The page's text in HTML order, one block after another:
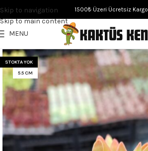
Skip to navigation
Skip to main content
1500₺ Üzeri Ücretsiz Kargo
MENU
STOKTA YOK
5.5 CM